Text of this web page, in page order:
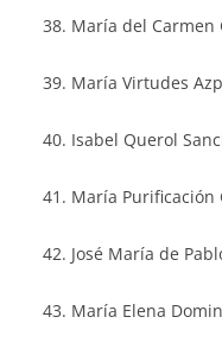
María del Carmen
María Virtudes
Isabel Querol
María Purificación
José María de
María Elena